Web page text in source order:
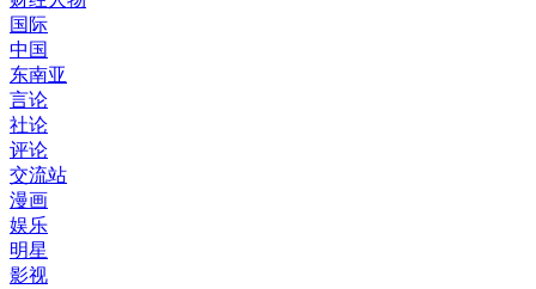
国际
中国
东南亚
言论
社论
评论
交流站
漫画
娱乐
明星
影视